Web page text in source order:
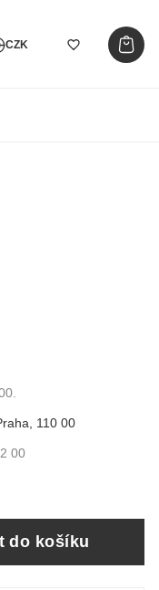
CZK
110 00
00
do košíku